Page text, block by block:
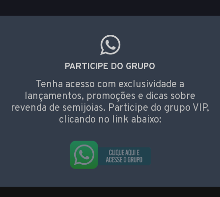
PARTICIPE DO GRUPO
Tenha acesso com exclusividade a
lançamentos, promoções e dicas sobre
revenda de semijoias. Participe do grupo VIP,
clicando no link abaixo: